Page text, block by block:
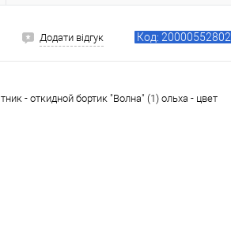
Додати відгук Код: 20000552802
- откидной бортик "Волна" (1) ольха - цвет